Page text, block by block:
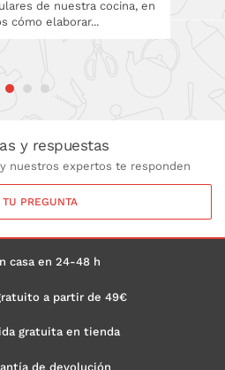
de nuestra cocina, en
cómo elaborar...
y respuestas
nuestros expertos te responden
PREGUNTA
casa en 24-48 h
a partir de 49€
gratuita en tienda
de devolución